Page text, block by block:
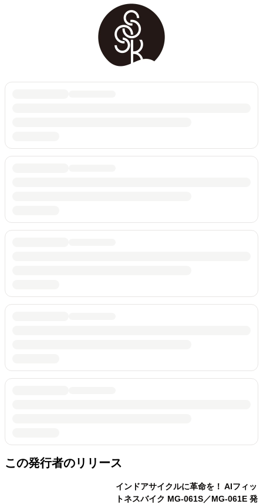
この発行者のリリース
インドアサイクルに革命を！ AIフィッ
トネスバイク MG-061S／MG-061E 発